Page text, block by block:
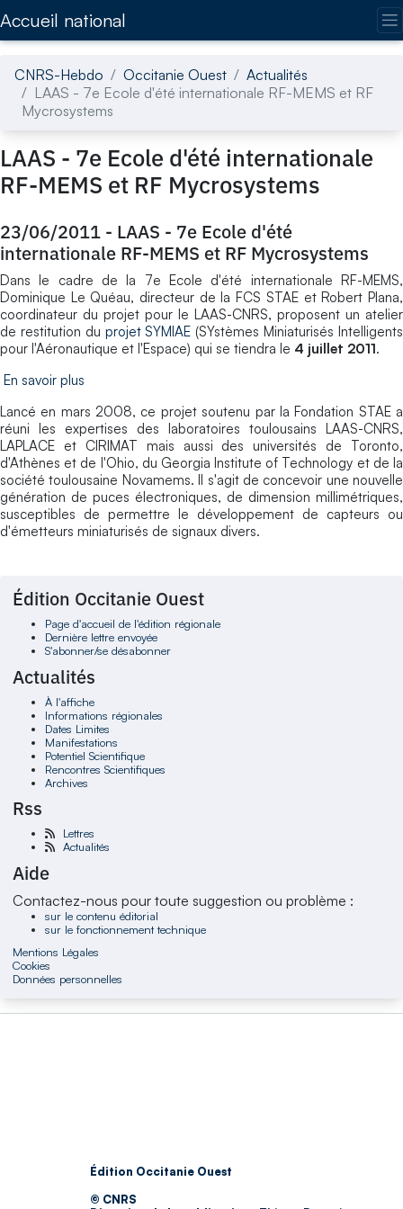
Accueil national
CNRS-Hebdo Occitanie Ouest
Actualités
LAAS - 7e Ecole d'été internationale RF-MEMS et RF
Mycrosystems
LAAS - 7e Ecole d'été internationale
RF-MEMS et RF Mycrosystems
23/06/2011 - LAAS - 7e Ecole d'été
internationale RF-MEMS et RF Mycrosystems
Dans le cadre de la 7e Ecole d'été internationale RF-MEMS,
Dominique Le Quéau, directeur de la FCS STAE et Robert Plana,
coordinateur du projet pour le LAAS-CNRS, proposent un atelier
de restitution du projet SYMIAE (SYstèmes Miniaturisés Intelligents
pour l'Aéronautique et l'Espace) qui se tiendra le 4 juillet 2011.
En savoir plus
Lancé en mars 2008, ce projet soutenu par la Fondation STAE a
réuni les expertises des laboratoires toulousains LAAS-CNRS,
LAPLACE et CIRIMAT mais aussi des universités de Toronto,
d'Athènes et de l'Ohio, du Georgia Institute of Technology et de la
société toulousaine Novamems. Il s'agit de concevoir une nouvelle
génération de puces électroniques, de dimension millimétriques,
susceptibles de permettre le développement de capteurs ou
d'émetteurs miniaturisés de signaux divers.
Édition Occitanie Ouest
Page d'accueil de l'édition régionale
Dernière lettre envoyée
S'abonner/se désabonner
Actualités
À l'affiche
Informations régionales
Dates Limites
Manifestations
Potentiel Scientifique
Rencontres Scientifiques
Archives
Rss
Lettres
Actualités
Aide
Contactez-nous pour toute suggestion ou problème :
sur le contenu éditorial
sur le fonctionnement technique
Mentions Légales
Cookies
Données personnelles
Édition Occitanie Ouest
© CNRS